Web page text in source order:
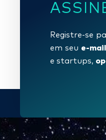
Registre-se
em seu e-mail
e startups,